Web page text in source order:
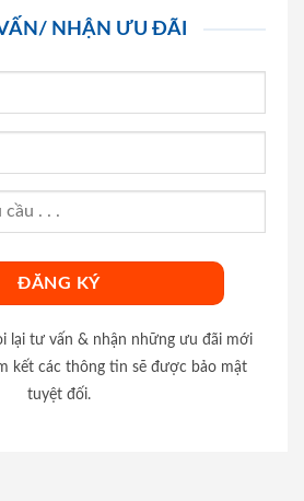
NHẬN ƯU ĐÃI
lại tư vấn & nhận những ưu đãi mới
kết các thông tin sẽ được bảo mật
tuyệt đối.